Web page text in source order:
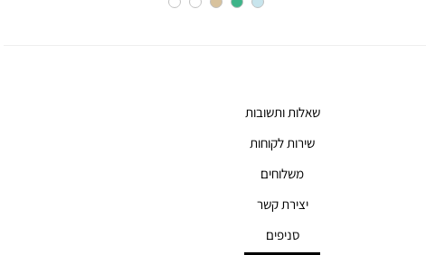
שאלות ותשובות
שירות לקוחות
משלוחים
יצירת קשר
סניפים